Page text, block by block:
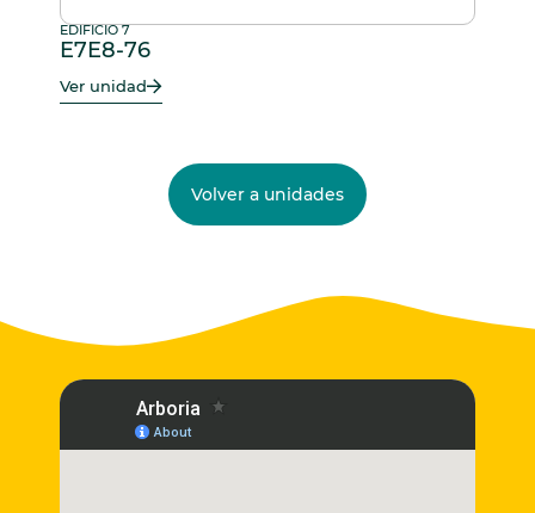
EDIFICIO 7
E7E8-76
Ver unidad
Volver a unidades